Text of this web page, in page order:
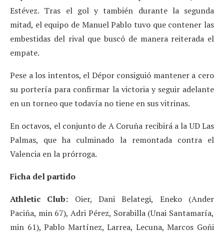
Estévez. Tras el gol y también durante la segunda
mitad, el equipo de Manuel Pablo tuvo que contener las
embestidas del rival que buscó de manera reiterada el
empate.
Pese a los intentos, el Dépor consiguió mantener a cero
su portería para confirmar la victoria y seguir adelante
en un torneo que todavía no tiene en sus vitrinas.
En octavos, el conjunto de A Coruña recibirá a la UD Las
Palmas, que ha culminado la remontada contra el
Valencia en la prórroga.
Ficha del partido
Athletic Club: Oier, Dani Belategi, Eneko (Ander
Paciña, min 67), Adri Pérez, Sorabilla (Unai Santamaría,
min 61), Pablo Martínez, Larrea, Lecuna, Marcos Goñi